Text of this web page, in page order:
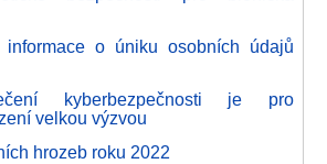
o úniku osobních údajů
kyberbezpečnosti je pro
velkou výzvou
hrozeb roku 2022